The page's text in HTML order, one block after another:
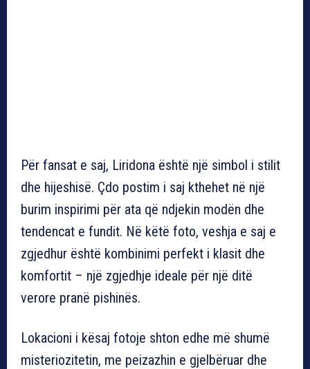
Për fansat e saj, Liridona është një simbol i stilit
dhe hijeshisë. Çdo postim i saj kthehet në një
burim inspirimi për ata që ndjekin modën dhe
tendencat e fundit. Në këtë foto, veshja e saj e
zgjedhur është kombinimi perfekt i klasit dhe
komfortit – një zgjedhje ideale për një ditë
verore pranë pishinës.
Lokacioni i kësaj fotoje shton edhe më shumë
misteriozitetin, me peizazhin e gjelbëruar dhe